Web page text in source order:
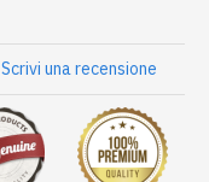
Scrivi una recensione